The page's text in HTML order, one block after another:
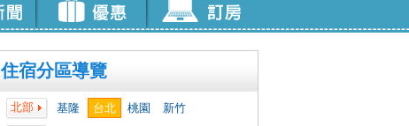
住宿分區導覽
北部 基隆 台北 桃園
新竹